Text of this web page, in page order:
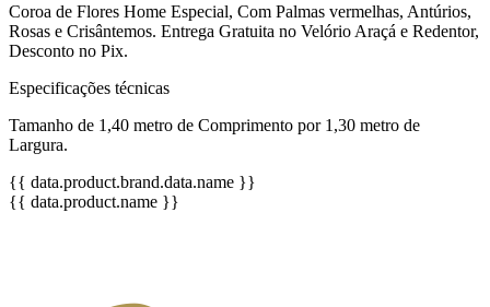
Coroa de Flores Home Especial, Com Palmas vermelhas, Antúrios,
Rosas e Crisântemos. Entrega Gratuita no Velório Araçá e Redentor,
Desconto no Pix.
Especificações técnicas
Tamanho de 1,40 metro de Comprimento por 1,30 metro de
Largura.
{{ data.product.brand.data.name }}
{{ data.product.name }}